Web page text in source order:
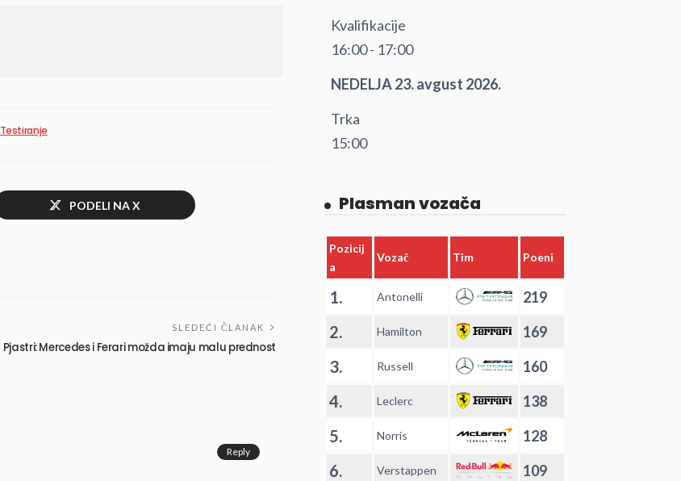
Testiranje
PODELI NA X
SLEDEĆI ČLANAK
Pjastri: Mercedes i Ferari možda imaju malu prednost
Reply
Kvalifikacije
16:00 - 17:00
NEDELJA 23. avgust 2026.
Trka
15:00
Plasman vozača
Pozicij
a
Vozač Tim Poeni
1. Antonelli 219
2. Hamilton 169
3. Russell 160
4. Leclerc 138
5. Norris 128
6. Verstappen 109